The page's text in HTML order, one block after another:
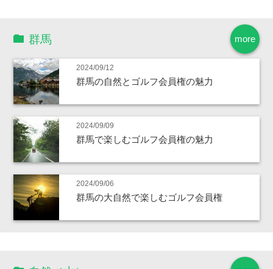
more
群馬
2024/09/12
群馬の自然とゴルフ会員権の魅力
2024/09/09
群馬で楽しむゴルフ会員権の魅力
2024/09/06
群馬の大自然で楽しむゴルフ会員権